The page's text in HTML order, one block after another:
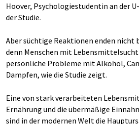
Hoover, Psychologiestudentin an der
der Studie.
Aber süchtige Reaktionen enden nicht
denn Menschen mit
persönliche Probleme mit Alkohol,
Dampfen, wie die Studie zeigt.
Eine von stark verarbeiteten
Ernährung und die übermäßige
sind in der modernen Welt die